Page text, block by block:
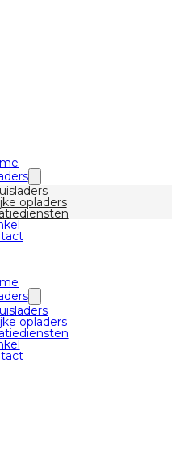
opladers
opladers